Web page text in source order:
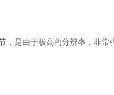
由于极高的分辨率，非常